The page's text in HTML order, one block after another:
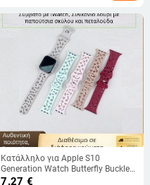
Κατάλληλο για Apple S10
Generation Watch Butterfly Buckle
Dog Claw Silicone Strap
7.27 €